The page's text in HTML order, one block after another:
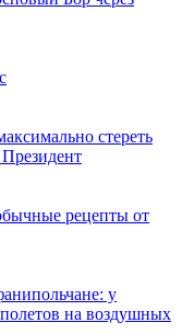
стереть
рецепты от
у
на воздушных